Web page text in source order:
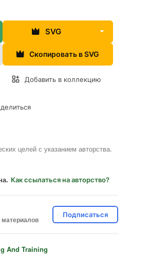
SVG
Скопировать в SVG
Добавить в коллекцию
целей с указанием авторства.
Как ссылаться на авторство?
материалов
Подписаться
And Training